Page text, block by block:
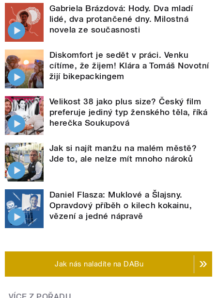
Gabriela Brázdová: Hody. Dva mladí
lidé, dva protančené dny. Milostná
novela ze současnosti
Diskomfort je sedět v práci. Venku
cítíme, že žijem! Klára a Tomáš Novotní
žijí bikepackingem
Velikost 38 jako plus size? Český film
preferuje jediný typ ženského těla, říká
herečka Soukupová
Jak si najít manžu na malém městě?
Jde to, ale nelze mít mnoho nároků
Daniel Flasza: Muklové a Šlajsny.
Opravdový příběh o kilech kokainu,
vězení a jedné nápravě
Jak nás naladíte na DABu